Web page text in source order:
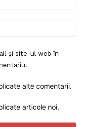
și site-ul web în
alte comentarii.
articole noi.